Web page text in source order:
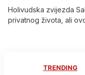
Holivudska zvijezda
privatnog života, ali
TRENDING